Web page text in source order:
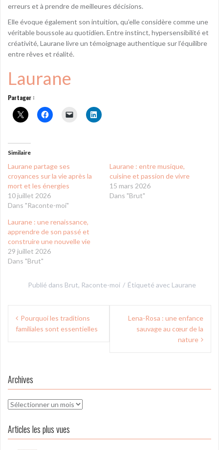
erreurs et à prendre de meilleures décisions.
Elle évoque également son intuition, qu’elle considère comme une
véritable boussole au quotidien. Entre instinct, hypersensibilité et
créativité, Laurane livre un témoignage authentique sur l’équilibre
entre rêves et réalité.
Laurane
Partager :
Similaire
Laurane partage ses
croyances sur la vie après la
mort et les énergies
10 juillet 2026
Dans "Raconte-moi"
Laurane : entre musique,
cuisine et passion de vivre
15 mars 2026
Dans "Brut"
Laurane : une renaissance,
apprendre de son passé et
construire une nouvelle vie
29 juillet 2026
Dans "Brut"
Publié dans Brut, Raconte-moi Étiqueté avec Laurane
Navigation
de Pourquoi les traditions
familiales sont essentielles
Lena-Rosa : une enfance
sauvage au cœur de la
nature
Archives
Archives
Articles les plus vues